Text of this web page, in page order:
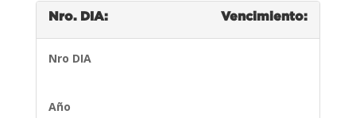
Nro. DIA: Vencimiento:
Nro DIA
Año